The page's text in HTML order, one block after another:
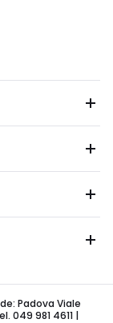
Padova Viale
049 981 4611 |